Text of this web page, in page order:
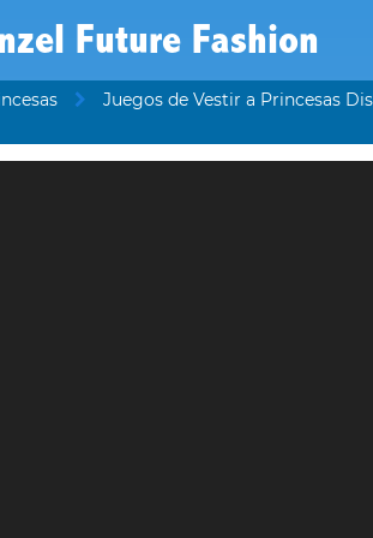
Future Fashion
Juegos de Vestir a Princesas